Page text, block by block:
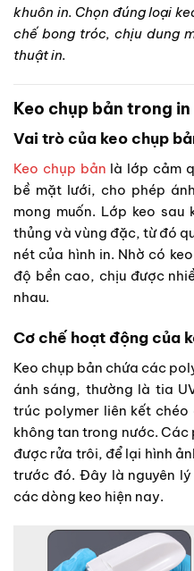
khuôn in. Chọn đúng loại
chế bong tróc, chịu dung
thuật in.
Keo chụp bản trong
Vai trò của keo chụp
Keo chụp bản là lớp cảm
bề mặt lưới, cho phép
mong muốn. Lớp keo
thủng và vùng đặc, từ đó
nét của hình in. Nhờ có
độ bền cao, chịu được
nhau.
Cơ chế hoạt động của
Keo chụp bản chứa các
ánh sáng, thường là tia
trúc polymer liên kết
không tan trong nước. Các
được rửa trôi, để lại hình
trước đó. Đây là nguyên
các dòng keo hiện nay.